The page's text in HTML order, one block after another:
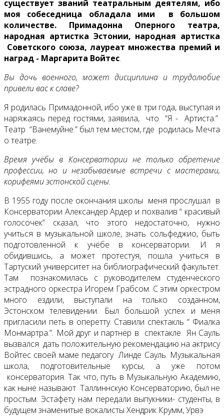
существует званий театральным деятелям, ибо
моя собеседница обладала ими в большом
количестве. Примадонна Оперного театра,
народная артистка Эстонии, народная артистка
Советского союза, лауреат множества премий и
наград - Маргарита Войтес.
Вы дочь военного, может дисциплина и трудолюбие
привели вас к славе?
Я родилась Примадонной, ибо уже в три года, выступая и
наряжаясь перед гостями, заявила, что “Я - Артиста.”
Театр “Ванемуйне.” был тем местом, где родилась Мечта
о театре.
Время учёбы в Консерватории не только обретение
профессии, но и незабываемые встречи с мастерами,
корифеями эстонской сцены.
В 1955 году после окончания школы меня прослушал в
Консерватории Александер Ардер и похвалив “ красивый
голосочек” сказал, что этого недостаточно, нужно
учиться в музыкальной школе, знать сольфеджио, быть
подготовленной к учёбе в консерватории. И я
обидившись, а может протестуя, пошла учиться в
Тартуский университет на библиографический факультет.
Там познакомилась с руководителем студенческого
эстрадного оркестра Игорем Грабсом. С этим оркестром
много ездили, выступали на только созданном,
Эстонском телевидении. Был большой успех и меня
пригласили петь в оперетту. Ставили спектакль “ Фиалка
Монмартра.”. Мой друг и партнёр в спектакле Ян Сауль
вызвался дать положительную рекомендацию на актрису
Войтес своей маме педагогу Линде Сауль. Музыкальная
школа, подготовительные курсы, а уже потом
консерватория. Так что, путь в Музыкальную Академию,
как ныне называют Таллиннскую Консерваторию, был не
простым. Эстафету нам передали выпукники- студенты, в
будущем знаменитые вокалисты Хендрик Крумм, Урвэ